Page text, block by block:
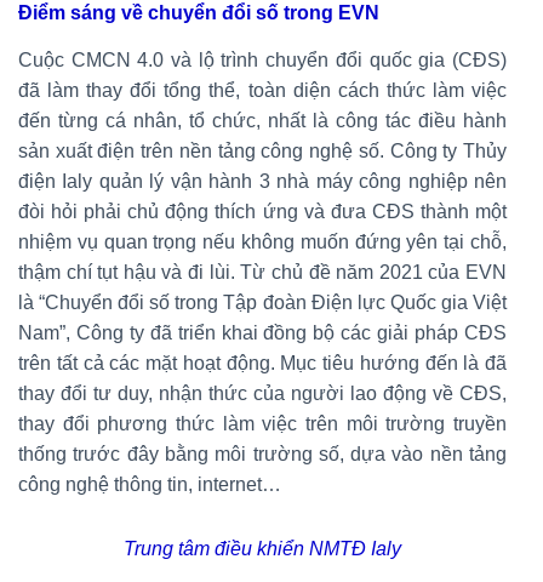
Điểm sáng về chuyển đổi số trong EVN
Cuộc CMCN 4.0 và lộ trình chuyển đổi quốc gia (CĐS)
đã làm thay đổi tổng thể, toàn diện cách thức làm việc
đến từng cá nhân, tổ chức, nhất là công tác điều hành
sản xuất điện trên nền tảng công nghệ số. Công ty Thủy
điện Ialy quản lý vận hành 3 nhà máy công nghiệp nên
đòi hỏi phải chủ động thích ứng và đưa CĐS thành một
nhiệm vụ quan trọng nếu không muốn đứng yên tại chỗ,
thậm chí tụt hậu và đi lùi. Từ chủ đề năm 2021 của EVN
là “Chuyển đổi số trong Tập đoàn Điện lực Quốc gia Việt
Nam”, Công ty đã triển khai đồng bộ các giải pháp CĐS
trên tất cả các mặt hoạt động. Mục tiêu hướng đến là đã
thay đổi tư duy, nhận thức của người lao động về CĐS,
thay đổi phương thức làm việc trên môi trường truyền
thống trước đây bằng môi trường số, dựa vào nền tảng
công nghệ thông tin, internet…
Trung tâm điều khiển NMTĐ Ialy